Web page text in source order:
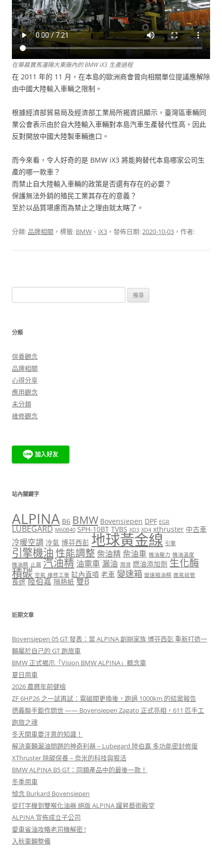
在華晨寶馬瀋陽大東廠內的 BMW iX3 生產過程
在 2011 年的 11 月，在本島的歐洲商會曾向相關單位提議應解除
由中國大陸輸入車輛之限制。
根據經濟部貿易局及經濟部工業局所揭資訊顯示，臺灣區車輛同
業公會表示由於自大陸輸入車輛對本島汽車生產替代性高，因此
反對開放中國大陸製車輛進口。
而今來看，令人好奇的是 BMW iX3 將能夠替代本島哪家公司生
產的哪一款車？
而禁止自大陸輸入車輛的政策是否還有存在的必要？
保護無法外銷的殖民工業其存在的意義？
至於以品質堪慮而為禁止之理由就太瞎了。
分類: 品牌相關 ，標籤: BMW 、 iX3 ，發佈日期:2020-10-03 ，作者:
尋
鍵
分類
保養觀念
品牌相關
心得分享
應用觀念
未分類
維修觀念
站內關鍵字
ALPINA B6 BMW Bovensiepen DPF EGR
LUBEGARD M60B40 SPH-10BT TVBS XD3 XD4 xthruster 中古車
冷暖空調 冷氣 博芬西彭 地球黃金線 引擎
引擎機油性能調整 柴油精 柴油車 機油壓力 機油溫度
機油精 止漏 汽油精 油電車 漏油 潤滑 燃油添加劑 生化酶
積碳 空氣 維修工單 缸內直噴 老車 變速箱 變速箱油精 進氣岐管
長途 陸伯嘉 隔熱紙 雙B
近期文章
Bovensiepen 05 GT 發表：當 ALPINA 創辦家族 博芬西彭 重新打造一
輛屬於自己的 GT 跑旅車
BMW 正式揭示「Vision BMW ALPINA」概念車
夏日用車
2026 農曆年前健檢
ZF 6HP26 之一試再試：電磁閥更換後，跑過 1000km 的結案報告
德義聯手鉅作問世 —— Bovensiepen Zagato 正式亮相，611 匹手工
跑旅之魂
冬天開車要注意的知識！
解決車輛漏油問題的神奇利器 – Lubegard 陸伯嘉 多功能密封修復
XThruster 除碳保養 – 奈米的科技與狠活
BMW ALPINA B5 GT：同類產品中的最後一款！
冬季用車
悼念 Burkard Bovensiepen
從打字機到雙喉化油器 絕版 ALPINA 躍昇藝術殿堂
ALPINA 宣佈成立子公司
愛車省油攻略老司機解密 !
入秋車輛整備